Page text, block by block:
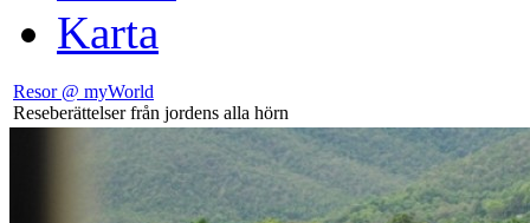
Karta
Resor @ myWorld
Reseberättelser från jordens alla hörn